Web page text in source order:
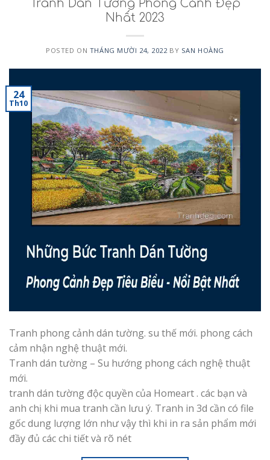
Tranh Dán Tường Phong Cảnh Đẹp
Nhất 2023
POSTED ON THÁNG MƯỜI 24, 2022BY SAN HOÀNG
24
Th10
Tranh phong cảnh dán tường. su thế mới. phong cách
cảm nhận nghệ thuật mới.
Tranh dán tường – Su hướng phong cách nghệ thuật
mới.
tranh dán tường độc quyền của Homeart . các bạn và
anh chị khi mua tranh cần lưu ý. Tranh in 3d cần có file
gốc dung lượng lớn như vậy thì khi in ra sản phẩm mới
đầy đủ các chi tiết và rõ nét